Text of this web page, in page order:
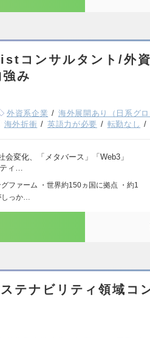
ンサルタント/外資
み
外資系企業 海外展開あり（日系グロ
海外折衝 英語力が必要 転勤なし
会変化、「メタバース」「Web3」
ティ…
ファーム ・世界約150ヵ国に拠点 ・約1
しっか…
テナビリティ領域コ